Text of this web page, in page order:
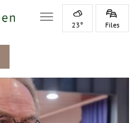
Toggle navigation
23° Files